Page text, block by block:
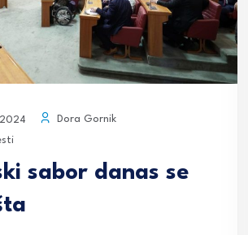
Dora Gornik
sabor danas se